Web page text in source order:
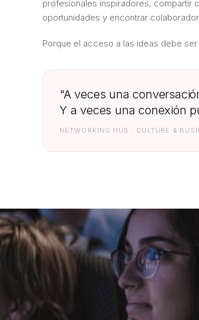
profesionales inspiradores, compartir
oportunidades y encontrar
Porque el acceso a las ideas debe
"A veces una
Y a veces una conexión
NETWORKING HUB · CULTURE &